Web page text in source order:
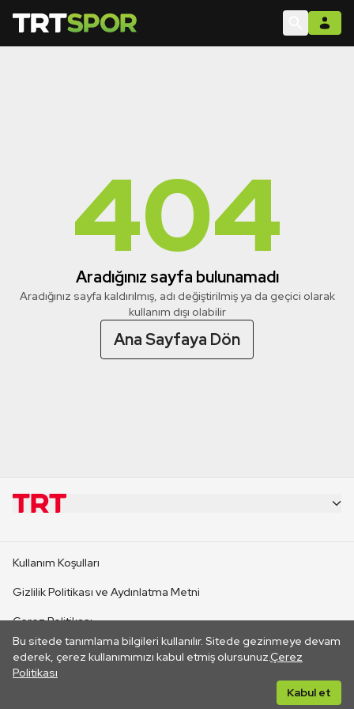
404
Aradığınız sayfa bulunamadı
Aradığınız sayfa kaldırılmış, adı değiştirilmiş ya da geçici olarak
kullanım dışı olabilir
Ana Sayfaya Dön
Bu sitede tanımlama bilgileri kullanılır. Sitede gezinmeye devam
ederek, çerez kullanımımızı kabul etmiş olursunuz.Çerez
Politikası
Kabul et
CANLI YAYINLAR
Kullanım Koşulları
Gizlilik Politikası ve Aydınlatma Metni
Çerez Politikası
İletişim
Her hakkı saklıdır. ©2026 TRT. Bağlantı yoluyla gidilen dış